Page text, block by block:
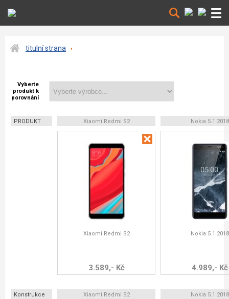
titulní strana
Vyberte
produkt k
porovnání
PRODUKT Xiaomi Redmi S2 Nokia 5.1 2018
Xiaomi Redmi S2
3.589,- Kč
Nokia 5.1 2018
4.989,- Kč
Konstrukce Xiaomi Redmi S2
Nokia 5.1 2018